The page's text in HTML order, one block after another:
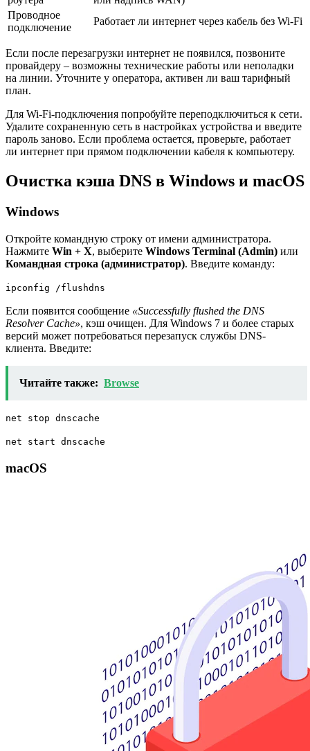
Проводное
подключение
Работает ли интернет через кабель без Wi-Fi
Если после перезагрузки интернет не появился, позвоните
провайдеру – возможны технические работы или неполадки
на линии. Уточните у оператора, активен ли ваш тарифный
план.
Для Wi-Fi-подключения попробуйте переподключиться к сети.
Удалите сохраненную сеть в настройках устройства и введите
пароль заново. Если проблема остается, проверьте, работает
ли интернет при прямом подключении кабеля к компьютеру.
Очистка кэша DNS в Windows и macOS
Windows
Откройте командную строку от имени администратора.
Нажмите Win + X, выберите Windows Terminal (Admin) или
Командная строка (администратор). Введите команду:
ipconfig /flushdns
Если появится сообщение «Successfully flushed the DNS
Resolver Cache», кэш очищен. Для Windows 7 и более старых
версий может потребоваться перезапуск службы DNS-
клиента. Введите:
Читайте также: Browse
net stop dnscache
net start dnscache
macOS